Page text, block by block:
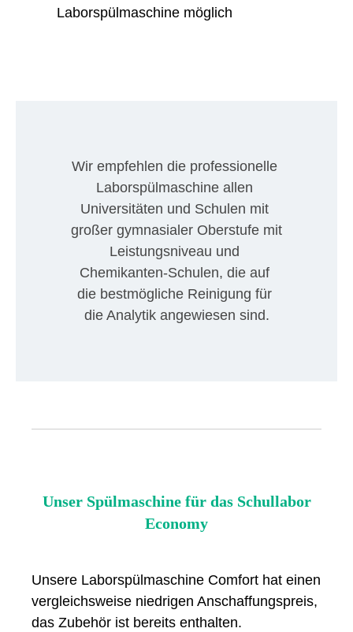
Laborspülmaschine möglich
Wir empfehlen die professionelle
Laborspülmaschine allen
Universitäten und Schulen mit
großer gymnasialer Oberstufe mit
Leistungsniveau und
Chemikanten-Schulen, die auf
die bestmögliche Reinigung für
die Analytik angewiesen sind.
Unser Spülmaschine für das Schullabor
Economy
Unsere Laborspülmaschine Comfort hat einen
vergleichsweise niedrigen Anschaffungspreis,
das Zubehör ist bereits enthalten.